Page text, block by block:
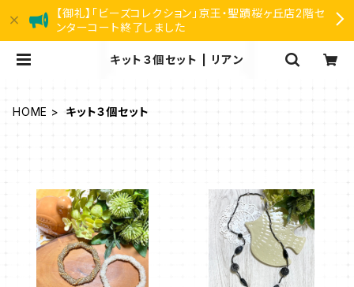
【御礼】「ビーズコレクション」京王・聖蹟桜ヶ丘店2階セ
ンターコート終了しました
キット３個セット | リアン
HOME キット３個セット